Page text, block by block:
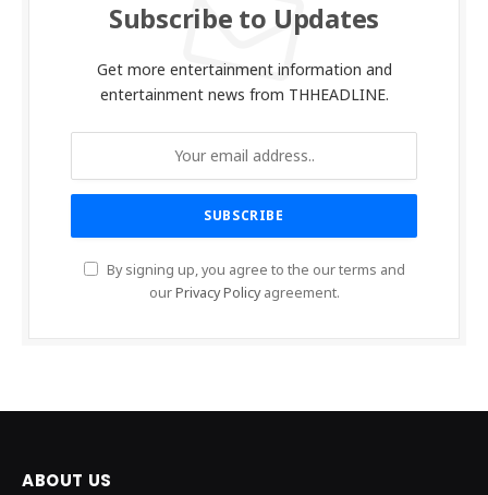
Subscribe to Updates
Get more entertainment information and
entertainment news from THHEADLINE.
By signing up, you agree to the our terms and
ourPrivacy Policyagreement.
ABOUT US